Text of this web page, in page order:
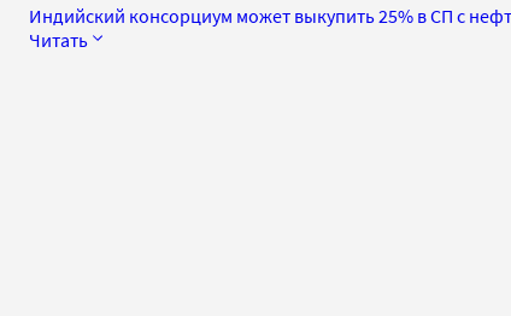
Индийский консорциум может выкупить 25% в СП с
Читать